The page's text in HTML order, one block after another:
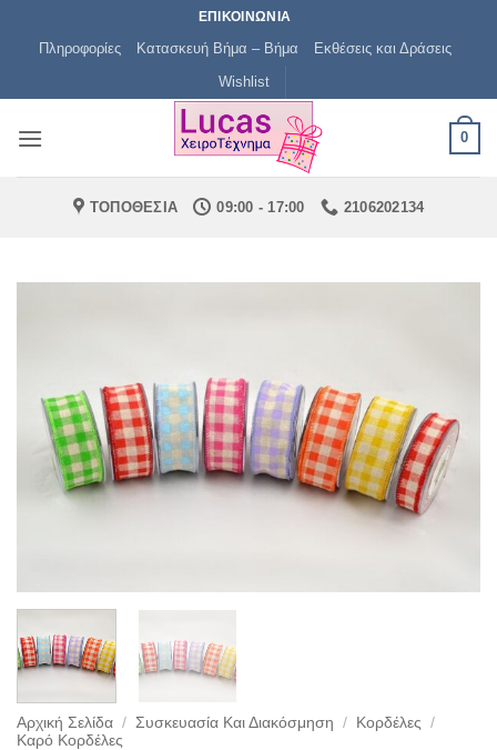
ΕΠΙΚΟΙΝΩΝΙΑ
Πληροφορίες Κατασκευή Βήμα – Βήμα
Εκθέσεις και Δράσεις
Wishlist
0
ΤΟΠΟΘΕΣΙΑ 09:00 - 17:00 2106202134
Αρχική Σελίδα / Συσκευασία Και Διακόσμηση / Κορδέλες
/
Καρό Κορδέλες